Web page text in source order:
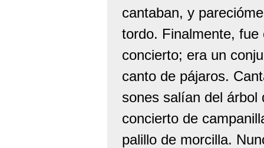
cantaban, y
tordo. Finalmente,
concierto; era un
canto de pájaros.
sones salían del árbol
concierto de
palillo de morcilla.